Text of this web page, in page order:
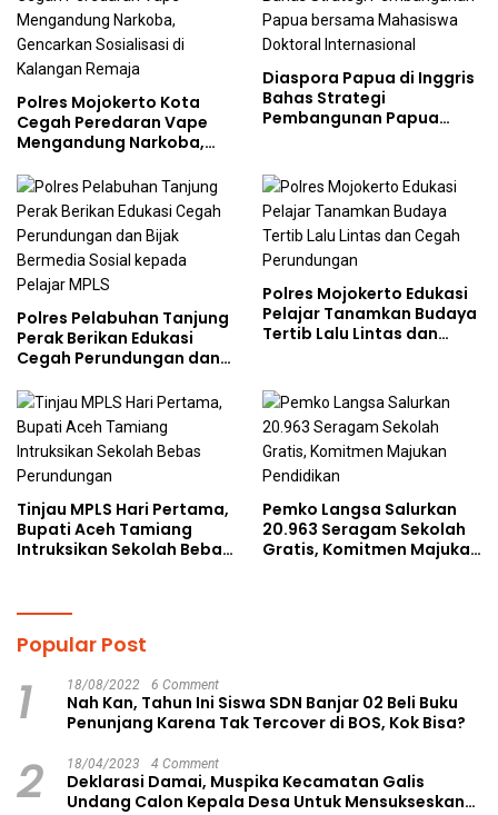
Polres Mojokerto Kota
Cegah Peredaran Vape
Mengandung Narkoba,
Kalangan Remaja
Diaspora Papua di Inggris
Bahas Strategi
Pembangunan Papua
Polres Pelabuhan Tanjung
Perak Berikan Edukasi
Cegah Perundungan dan
kepada Pelajar MPLS
Polres Mojokerto Edukasi
Pelajar Tanamkan Budaya
Tertib Lalu Lintas dan
Tinjau MPLS Hari Pertama,
Bupati Aceh Tamiang
Intruksikan Sekolah Bebas
Pemko Langsa Salurkan
20.963 Seragam Sekolah
Gratis, Komitmen Majukan
Popular Post
1 18/08/2022 6 Comment
Nah Kan, Tahun Ini Siswa SDN Banjar 02 Beli Buku
Penunjang Karena Tak Tercover di BOS, Kok Bisa?
2 18/04/2023 4 Comment
Deklarasi Damai, Muspika Kecamatan Galis
Undang Calon Kepala Desa Untuk Mensukseskan